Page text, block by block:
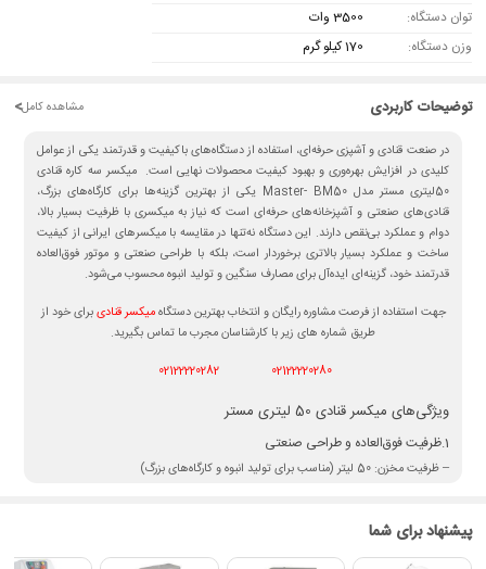
توان دستگاه:
3500 وات
وزن دستگاه:
170 کیلو گرم
توضیحات کاربردی مشاهده کامل<
در صنعت قنادی و آشپزی حرفه‌ای، استفاده از دستگاه‌های باکیفیت و قدرتمند یکی از عوامل
کلیدی در افزایش بهره‌وری و بهبود کیفیت محصولات نهایی است. میکسر سه کاره قنادی
50لیتری مستر مدل Master- BM50 یکی از بهترین گزینه‌ها برای کارگاه‌های بزرگ،
قنادی‌های صنعتی و آشپزخانه‌های حرفه‌ای است که نیاز به میکسری با ظرفیت بسیار بالا،
دوام و عملکرد بی‌نقص دارند. این دستگاه نه‌تنها در مقایسه با میکسرهای ایرانی از کیفیت
ساخت و عملکرد بسیار بالاتری برخوردار است، بلکه با طراحی صنعتی و موتور فوق‌العاده
قدرتمند خود، گزینه‌ای ایده‌آل برای مصارف سنگین و تولید انبوه محسوب می‌شود.
جهت استفاده از فرصت مشاوره رایگان و انتخاب بهترین دستگاهمیکسر قنادیبرای خود از
طریق شماره های زیر با کارشناسان مجرب ما تماس بگیرید.
02122220280
02122220282
ویژگی‌های میکسر قنادی 50 لیتری مستر
1.ظرفیت فوق‌العاده و طراحی صنعتی
– ظرفیت مخزن: 50 لیتر (مناسب برای تولید انبوه و کارگاه‌های بزرگ)
پایداری دستگاه حین کار با مواد سنگین و حجم‌های بالا می‌شود.
پیشنهاد برای شما